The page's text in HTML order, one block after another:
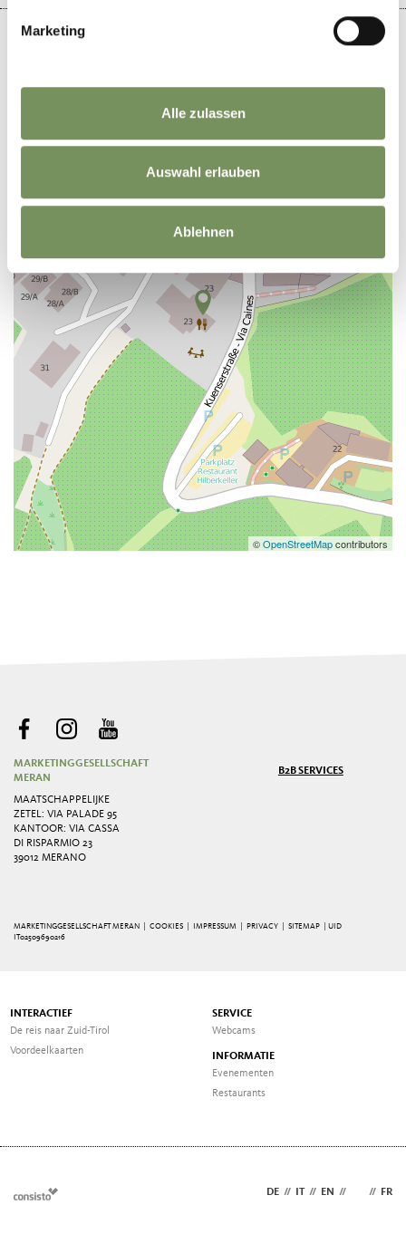
Marketing
Alle zulassen
Auswahl erlauben
Ablehnen
©OpenStreetMapcontributors
MARKETINGGESELLSCHAFT
MERAN
MAATSCHAPPELIJKE
ZETEL: VIA PALADE 95
KANTOOR: VIA CASSA
DI RISPARMIO 23
39012 MERANO
B2B SERVICES
MARKETINGGESELLSCHAFT MERAN | COOKIES IMPRESSUM PRIVACY |SITEMAP
| UID
IT02509690216
INTERACTIEF
De reis naar Zuid-Tirol
Voordeelkaarten
SERVICE
Webcams
INFORMATIE
Evenementen
Restaurants
DE // IT // EN // // FR